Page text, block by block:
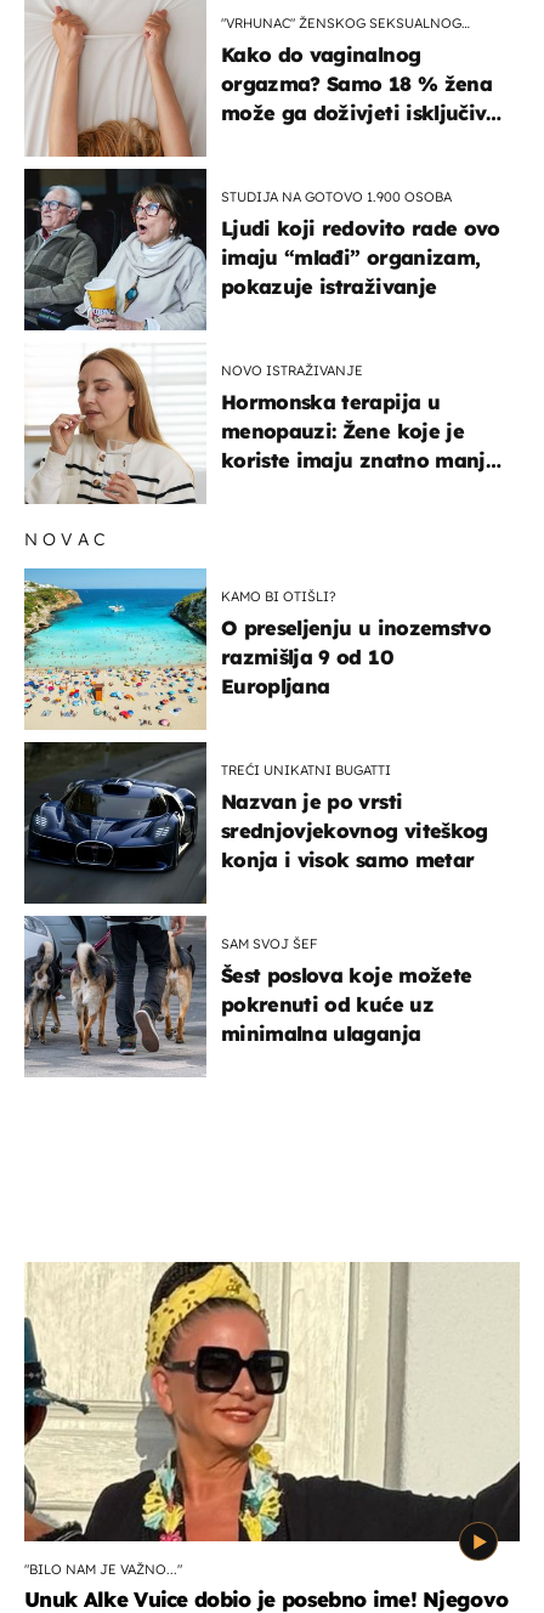
"VRHUNAC" ŽENSKOG SEKSUALNOG
Kako do vaginalnog
orgazma? Samo 18 % žena
može ga doživjeti isključivo
STUDIJA NA GOTOVO 1.900 OSOBA
Ljudi koji redovito rade ovo
imaju “mlađi” organizam,
pokazuje istraživanje
NOVO ISTRAŽIVANJE
Hormonska terapija u
menopauzi: Žene koje je
koriste imaju znatno manji
NOVAC
KAMO BI OTIŠLI?
O preseljenju u inozemstvo
razmišlja 9 od 10
Europljana
TREĆI UNIKATNI BUGATTI
Nazvan je po vrsti
srednjovjekovnog viteškog
konja i visok samo metar
SAM SVOJ ŠEF
Šest poslova koje možete
pokrenuti od kuće uz
minimalna ulaganja
"BILO NAM JE VAŽNO..."
Unuk Alke Vuice dobio je posebno ime! Njegovo